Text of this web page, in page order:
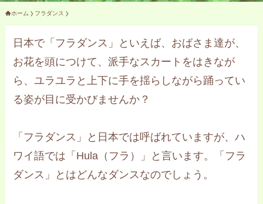
ホーム フラダンス
日本で「フラダンス」といえば、おばさま達が、
お花を頭につけて、派手なスカートをはきなが
ら、ユラユラと上下に手を揺らしながら踊ってい
る姿が目に受かびませんか？
「フラダンス」と日本では呼ばれていますが、ハ
ワイ語では「Hula（フラ）」と言います。「フラ
ダンス」とはどんなダンスなのでしょう。